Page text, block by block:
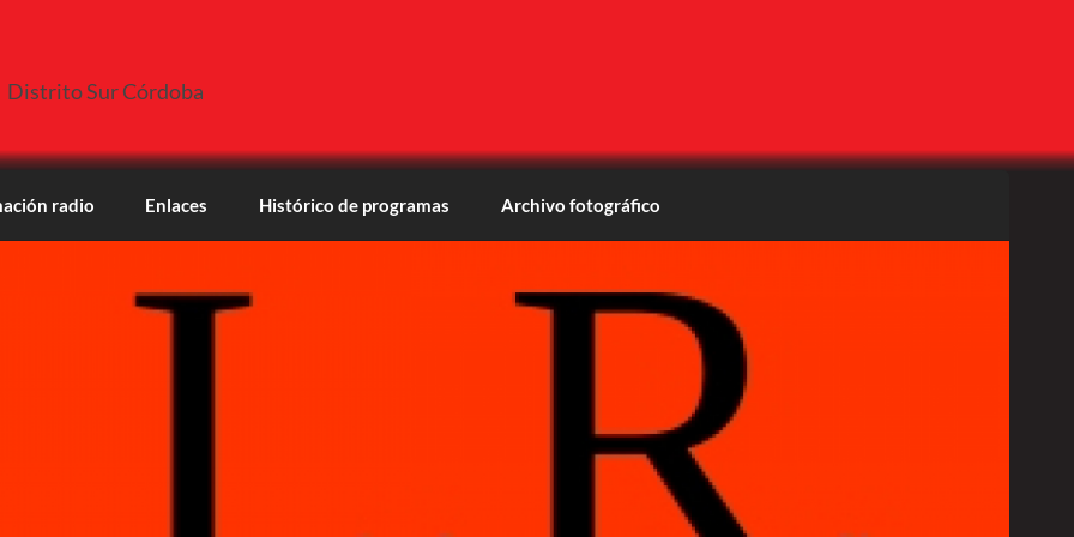
Distrito Sur Córdoba
radio Enlaces Histórico de programas Archivo fotográfico